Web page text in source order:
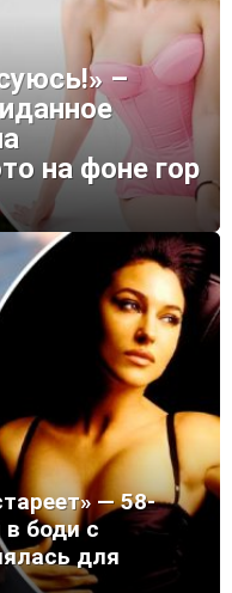
–
на фоне гор
— 58-
боди с
для